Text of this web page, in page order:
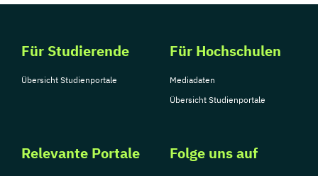
Für Studierende
Übersicht Studienportale
Für Hochschulen
Mediadaten
Übersicht Studienportale
Relevante Portale Folge uns auf